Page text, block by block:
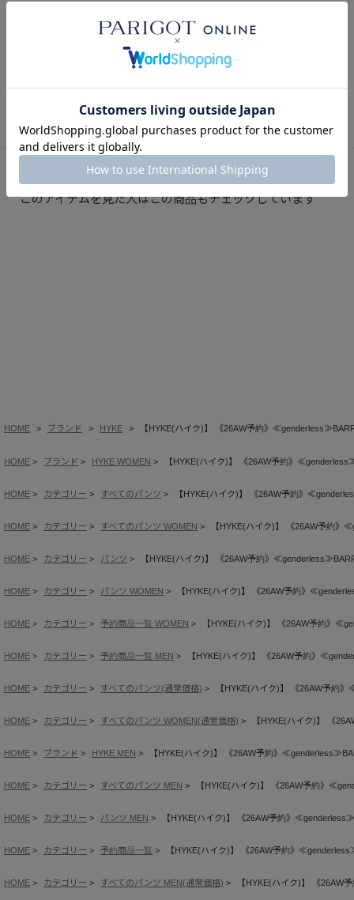
イズ等が若干異なる場合がございます。
・掲載写真は、光の当たり具合やモニター環境により、実際の商品と
色味が異なる場合がございます。
■納期・販売について
・生産の都合上、お届け時期の延期や販売価格が変更になる場合がご
【RANKING】HYKE予約アイテム TOP10 -
VOL.2- #26FW #ハイク
このアイテムを見た人はこの商品もチェックしています
HOME ブランド HYKE 【HYKE(ハイク)】 《26AW予約》
HOME ブランド HYKE WOMEN 【HYKE(ハイク)】 《26AW予約》
HOME カテゴリー すべてのパンツ 【HYKE(ハイク)】 《26AW予約》
HOME カテゴリー すべてのパンツ WOMEN 【HYKE(ハイク)】 《26AW予約
HOME カテゴリー パンツ 【HYKE(ハイク)】 《26AW予約》
HOME カテゴリー パンツ WOMEN 【HYKE(ハイク)】 《26AW予約》
HOME カテゴリー 予約商品一覧 WOMEN 【HYKE(ハイク)】 《26AW予約》
HOME カテゴリー 予約商品一覧 MEN 【HYKE(ハイク)】 《26AW予約》
HOME カテゴリー すべてのパンツ(通常価格) 【HYKE(ハイク)】 《26AW予約
HOME カテゴリー すべてのパンツ WOMEN(通常価格) 【HYKE(ハイク)】 《
HOME ブランド HYKE MEN 【HYKE(ハイク)】 《26AW予約》
HOME カテゴリー すべてのパンツ MEN 【HYKE(ハイク)】 《26AW予約》
HOME カテゴリー パンツ MEN 【HYKE(ハイク)】 《26AW予約》
HOME カテゴリー 予約商品一覧 【HYKE(ハイク)】 《26AW予約》
HOME カテゴリー すべてのパンツ MEN(通常価格) 【HYKE(ハイク)】 《26AW